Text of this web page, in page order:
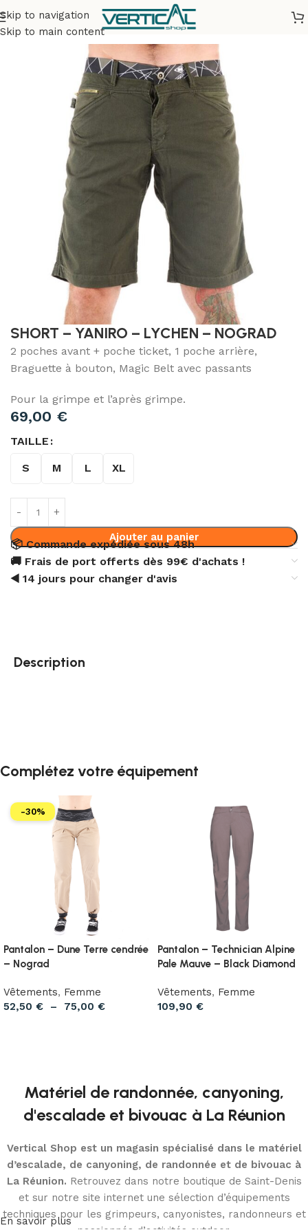
Skip to navigation
Skip to main content
Accueil Vêtements Homme
SHORT – YANIRO – LYCHEN – NOGRAD
2 poches avant + poche ticket, 1 poche arrière,
Braguette à bouton, Magic Belt avec passants
Pour la grimpe et l’après grimpe.
69,00 €
TAILLE
S M L XL
Ajouter au panier
📦 Commande expédiée sous 48h
🚚 Frais de port offerts dès 99€ d'achats !
◀️ 14 jours pour changer d'avis
Description
Complétez votre équipement
-30%
Pantalon – Dune Terre cendrée
– Nograd
Vêtements, Femme
52,50 € – 75,00 €
Pantalon – Technician Alpine
Pale Mauve – Black Diamond
Vêtements, Femme
109,90 €
Matériel de randonnée, canyoning,
d'escalade et bivouac à La Réunion
Vertical Shop est un magasin spécialisé dans le matériel
d’escalade, de canyoning, de randonnée et de bivouac à
La Réunion. Retrouvez dans notre boutique de Saint-Denis
et sur notre site internet une sélection d’équipements
techniques pour les grimpeurs, canyonistes, randonneurs et
En savoir plus